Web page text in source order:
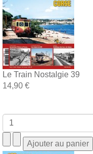
Le Train Nostalgie 39
14,90 €